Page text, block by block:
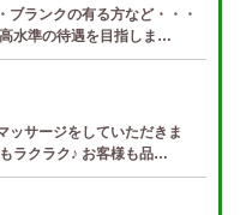
ランクの有る方など・・・
水準の待遇を目指しま…
ッサージをしていただきま
ラクラク♪ お客様も品…